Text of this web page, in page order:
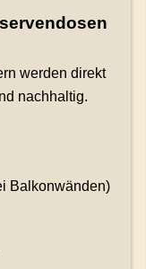
werden direkt
nachhaltig.
Balkonwänden)